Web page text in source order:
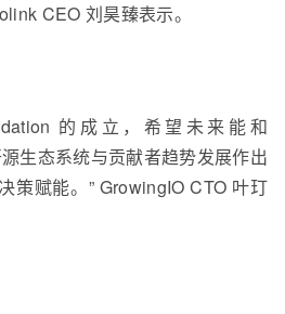
CEO 刘昊臻表示。
的成立，希望未来能和
生态系统与贡献者趋势发展作出
策赋能。” GrowingIO CTO 叶玎